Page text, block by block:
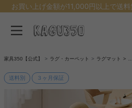
お買い上げ金額が11,000円以上で送料
家具350【公式】 ラグ・カーペット ラグマット
送料別 ３ヶ月保証